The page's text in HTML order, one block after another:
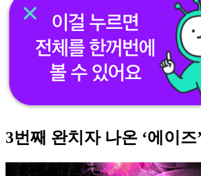
3번째 완치자 나온 ‘에이